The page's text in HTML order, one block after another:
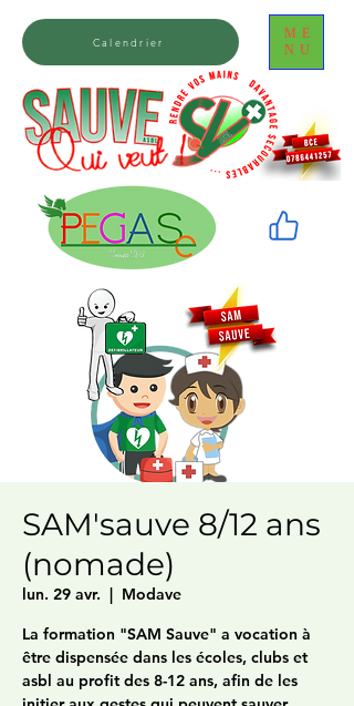
ME
NU
Calendrier
SAM'sauve 8/12 ans
(nomade)
lun. 29 avr.
  |
Modave
La formation "SAM Sauve" a vocation à
être dispensée dans les écoles, clubs et
asbl au profit des 8-12 ans, afin de les